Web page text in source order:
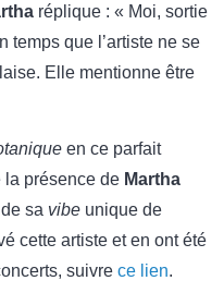
réplique : « Moi, sortie
temps que l’artiste ne se
Elle mentionne être
en ce parfait
la présence de Martha
sa vibe unique de
cette artiste et en ont été
suivre ce lien.